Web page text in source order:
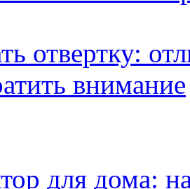
отвертку:
внимание
для дома: